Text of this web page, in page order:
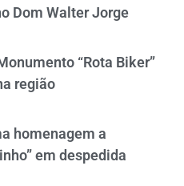
Dom Walter Jorge
“Rota Biker”
região
homenagem a
em despedida